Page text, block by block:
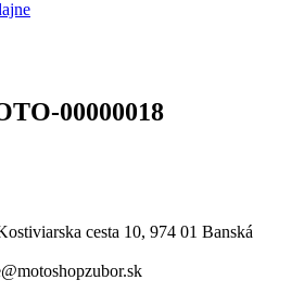
00000018
cesta 10, 974 01 Banská